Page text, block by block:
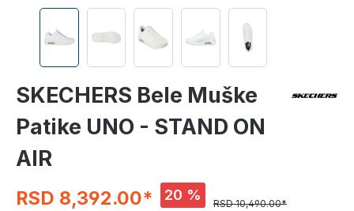
SKECHERS Bele Muške
Patike UNO - STAND ON
AIR
RSD 8,392.00* 20 %
RSD 10,490.00*